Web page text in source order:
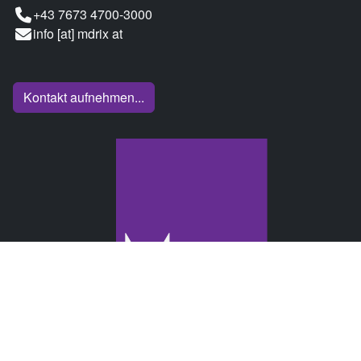
+43 7673 4700-3000
info [at] mdrix at
Kontakt aufnehmen...